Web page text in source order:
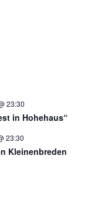
23:30
in Hohehaus“
23:30
Kleinenbreden